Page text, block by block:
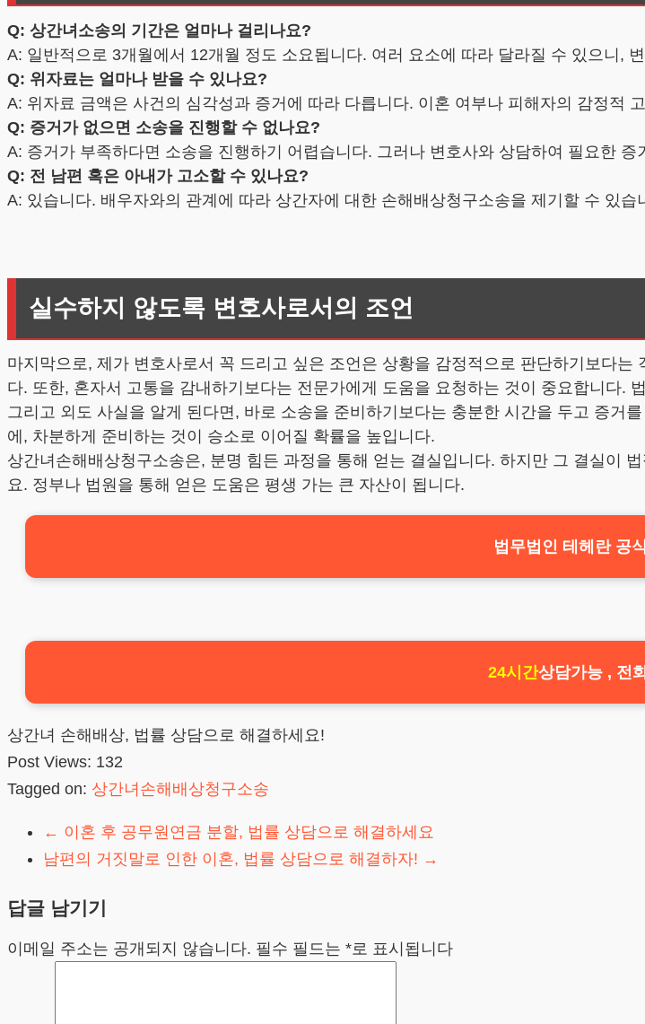
Q: 상간녀소송의 기간은 얼마나 걸리나요?
A: 일반적으로 3개월에서 12개월 정도 소요됩니다. 여러 요소에 따라 달라질 수 있으니,
Q: 위자료는 얼마나 받을 수 있나요?
A: 위자료 금액은 사건의 심각성과 증거에 따라 다릅니다. 이혼 여부나 피해자의 감정적
Q: 증거가 없으면 소송을 진행할 수 없나요?
A: 증거가 부족하다면 소송을 진행하기 어렵습니다. 그러나 변호사와 상담하여 필요한
Q: 전 남편 혹은 아내가 고소할 수 있나요?
A: 있습니다. 배우자와의 관계에 따라 상간자에 대한 손해배상청구소송을 제기할 수 있습
실수하지 않도록 변호사로서의 조언
마지막으로, 제가 변호사로서 꼭 드리고 싶은 조언은 상황을 감정적으로 판단하기보다
다. 또한, 혼자서 고통을 감내하기보다는 전문가에게 도움을 요청하는 것이 중요합니다.
그리고 외도 사실을 알게 된다면, 바로 소송을 준비하기보다는 충분한 시간을 두고 증거
에, 차분하게 준비하는 것이 승소로 이어질 확률을 높입니다.
상간녀손해배상청구소송은, 분명 힘든 과정을 통해 얻는 결실입니다. 하지만 그 결실이
요. 정부나 법원을 통해 얻은 도움은 평생 가는 큰 자산이 됩니다.
법무법인 테헤란 공식
24시간상담가능 , 전
상간녀 손해배상, 법률 상담으로 해결하세요!
Post Views: 132
Tagged on: 상간녀손해배상청구소송
← 이혼 후 공무원연금 분할, 법률 상담으로 해결하세요
남편의 거짓말로 인한 이혼, 법률 상담으로 해결하자! →
답글 남기기
이메일 주소는 공개되지 않습니다. 필수 필드는 *로 표시됩니다